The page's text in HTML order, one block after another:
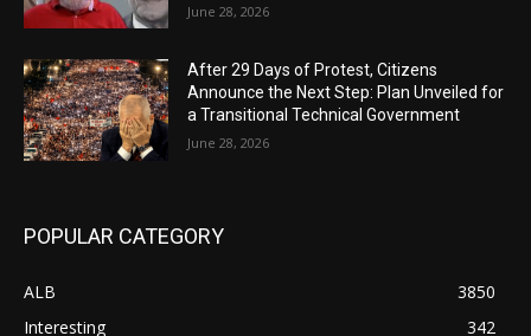
June 28, 2026
After 29 Days of Protest, Citizens
Announce the Next Step: Plan Unveiled for
a Transitional Technical Government
June 28, 2026
POPULAR CATEGORY
ALB
3850
Interesting
342